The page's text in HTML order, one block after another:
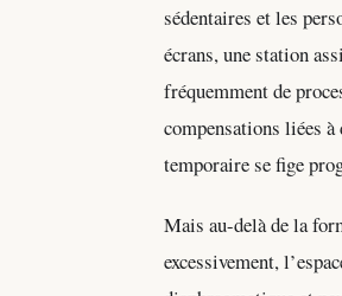
sédentaires et les
écrans, une station
fréquemment de
compensations liées
temporaire se fige
Mais au-delà de la
excessivement,